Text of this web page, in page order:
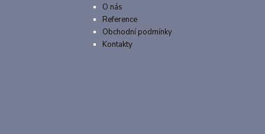
O nás
Reference
Obchodní podmínky
Kontakty